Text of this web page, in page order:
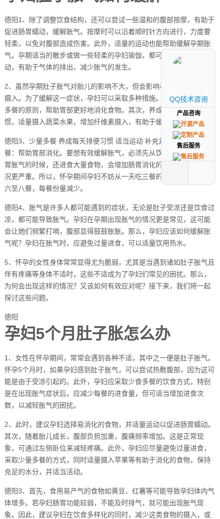
德阳1、除了调整饮食结构，还可以尝试一些温和的腹部按摩，有助于
促进肠胃蠕动，缓解胀气。按摩时可以沿着顺时针方向进行，力度要
轻柔，以免对腹部造成伤害。此外，适量的运动也能帮助缓解孕期胀
气。孕期适当的散步或做一些轻柔的孕妇瑜伽，都可以促进肠胃蠕
动，有助于气体的排出，减少胀气的发生。
2、虽然孕期肚子胀气对胎儿的影响不大，但会影响孕妇的食欲和营养
摄入。为了缓解这一症状，孕妇可以采取多种措施。首先，坚持少吃
多餐的原则，帮助胃部更好地消化食物。其次，养成定时排便的习
惯，适量摄入蔬菜水果，增加纤维素摄入，有助于缓解便秘和胀气。
德阳3、少量多餐 养成每天排便习惯 适当运动 补充足量水分 少量多
餐：帮助胃部消化。要想有效缓解胀气，必须先从饮食入手。若孕妇
胃胀气的时候，还进食大量食物，会增加肠胃消化的负担，令胀气情
况更严重。所以，怀孕期间孕妇不妨从一天吃三餐的习惯变为一天吃
六至八餐，每餐份量减少。
德阳4、胀气是许多人都可能遇到的症状，无论是肚子受凉还是饮食过
凉，都可能导致胀气。孕妇在孕期出现胀气的情况更是常见，这可能
会让她们频繁打嗝，腹部显得鼓鼓胀胀。那么，孕妇应该如何缓解胀
气呢？孕妇在胀气时，应避免过量进食，可以适量饮用热水。
5、怀孕的女性身体常常显得尤为脆弱，尤其是当遇到诸如肚子胀气且
伴有疼痛等身体不适时，这些不适成为了孕妇们常见的困扰。那么，
为何会出现这样的情况？又该如何有效应对呢？接下来，我们将一起
探讨这些问题。
德阳
孕妇5个月肚子胀怎么办
1、女性在怀孕期间，常常会遇到各种不适，其中之一便是肚子胀气。
怀孕5个月时，如果孕妇感到肚子胀气，可以尝试热敷腹部，因为这可
能是由于受凉引起的。此外，孕妇应采取少食多餐的饮食方式，特别
是在出现胀气症状后，应减少每餐的进食量，但可适当增加进食次
数，以减轻胀气的困扰。
2、此时，建议孕妇选择易消化的食物，并适量运动以促进肠胃蠕动。
其次，随着胎儿成长，腹部负担加重，腹痛频率增加。这是正常现
象，可通过左侧卧位来减轻疼痛。此外，孕妇应尽量避免过量进食，
采取少量多餐的方式，同时适量摄入苹果等有助于消化的食物，保持
充足的水分，并适当活动。
德阳3、首先，食用易产气的食物如黄豆、红薯等可能导致孕妇体内气
体增多。若孕妇肠胃功能较弱，不能及时排气，就可能出现胀气现
象。因此，建议孕妇在饮食多样化的同时，减少这类食物的摄入，或
QQ技术咨询
产品咨询
售后服务
QQ技术咨询
产品咨询
售后服务